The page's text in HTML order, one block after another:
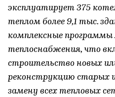
эксплуатирует 375
теплом более 9,1 тыс.
комплексные
теплоснабжения, что
строительство новых
реконструкцию старых
замену всех тепловых